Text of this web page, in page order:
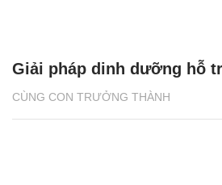
CÙNG CON TRƯỞNG THÀNH
Giải pháp dinh dưỡng hỗ